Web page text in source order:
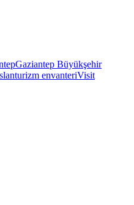
Gaziantep Büyükşehir
turizm envanteriVisit